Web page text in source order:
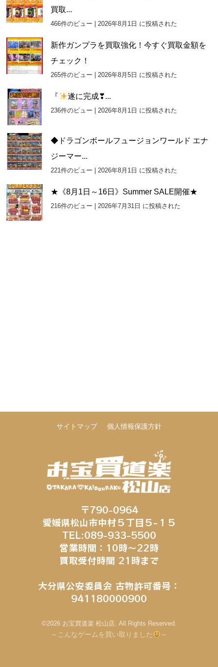
買取...
466件のビュー 2026年8月1日 に投稿された
新作ガンプラを買取強化！今すぐ買取金額を
チェック！
265件のビュー 2026年8月5日 に投稿された
『 遂に完成❣...
236件のビュー 2026年8月1日 に投稿された
◆ドラゴンボールフュージョンワールド エナ
ジーマー...
221件のビュー 2026年8月1日 に投稿された
★《8月1日～16日》Summer SALE開催★
216件のビュー 2026年7月31日 に投稿された
サイトマップ 個人情報保護方針
〒790-0964
愛媛県松山市中村５丁目５−１５
TEL:089-933-5500
営業時間：10時～22時
買取受付時間 21時まで
大分県公安委員会 古物許可番号：
941180000900
©2026 お宝買道楽 松山店. All Rights Reserved.
～こんなゲームを買い取りました
～